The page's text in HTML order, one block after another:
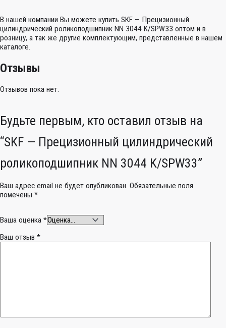
В нашей компании Вы можете купить SKF — Прецизионный
цилиндрический роликоподшипник NN 3044 K/SPW33 оптом и в
розницу, а так же другие комплектующим, представленные в нашем
каталоге.
Отзывы
Отзывов пока нет.
Будьте первым, кто оставил отзыв на
“SKF — Прецизионный цилиндрический
роликоподшипник NN 3044 K/SPW33”
Ваш адрес email не будет опубликован. Обязательные поля
помечены *
Ваша оценка *
Ваш отзыв *